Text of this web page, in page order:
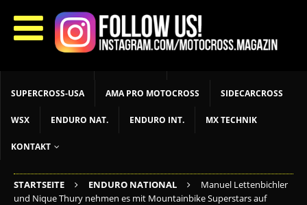
START LIVETIMING MX NEWS MX YOUTH
MX WOMEN MXGP ADAC MX MASTERS MOTOCROSS INT
SUPERCROSS-USA AMA PRO MOTOCROSS SIDECARCROSS
WSX ENDURO NAT. ENDURO INT. MX TECHNIK
KONTAKT
STARTSEITE ENDURO NATIONAL
Manuel Lettenbichler
und Nique Thury nehmen es mit Mountainbike Superstars auf